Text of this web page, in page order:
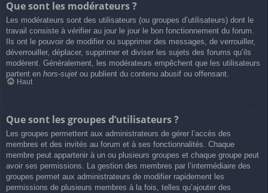
Que sont les modérateurs ?
Les modérateurs sont des utilisateurs (ou groupes d’utilisateurs) dont le
travail consiste à vérifier au jour le jour le bon fonctionnement du forum.
Ils ont le pouvoir de modifier ou supprimer des messages, de verrouiller,
déverrouiller, déplacer, supprimer et diviser les sujets des forums qu’ils
modèrent. Généralement, les modérateurs empêchent que les utilisateurs
partent en hors-sujet ou publient du contenu abusif ou offensant.
Haut
Que sont les groupes d’utilisateurs ?
Les groupes permettent aux administrateurs de gérer l’accès des
membres et des invités au forum et à ses fonctionnalités. Chaque
membre peut appartenir à un ou plusieurs groupes et chaque groupe peut
avoir ses permissions. La gestion des membres par l’intermédiaire des
groupes permet aux administrateurs de modifier rapidement les
permissions de plusieurs membres à la fois, telles qu’ajouter des